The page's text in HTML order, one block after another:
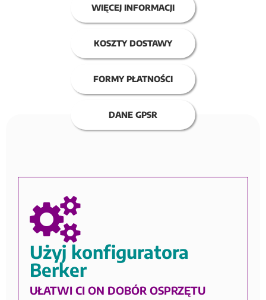
WIĘCEJ INFORMACJI
KOSZTY DOSTAWY
FORMY PŁATNOŚCI
DANE GPSR
Użyj konfiguratora
Berker
UŁATWI CI ON DOBÓR OSPRZĘTU